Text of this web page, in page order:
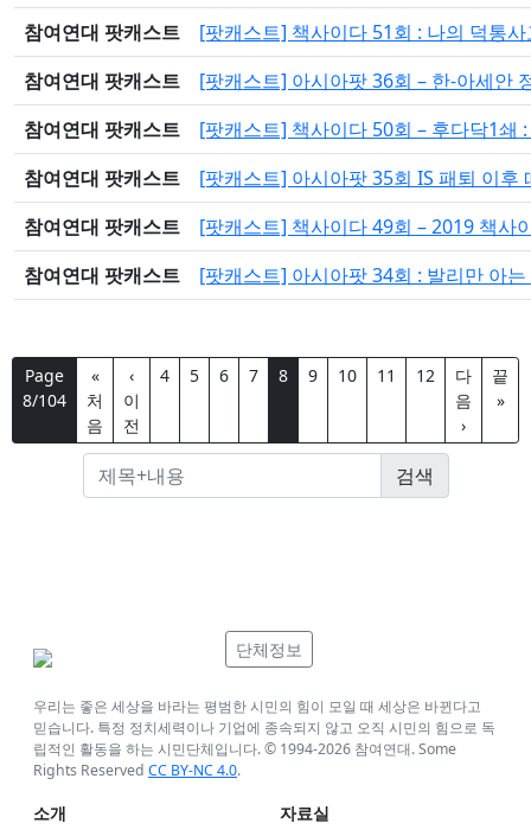
참여연대 팟캐스트
[팟캐스트] 책사이다 51회 : 나의 덕통사
참여연대 팟캐스트
[팟캐스트] 아시아팟 36회 – 한-아세안
참여연대 팟캐스트
[팟캐스트] 책사이다 50회 – 후다닥1쇄
참여연대 팟캐스트
[팟캐스트] 아시아팟 35회 IS 패퇴 이후
참여연대 팟캐스트
[팟캐스트] 책사이다 49회 – 2019 책사
참여연대 팟캐스트
[팟캐스트] 아시아팟 34회 : 발리만 아
Page
8/104
«
처
음
‹
이
전
4 5 6 7 8 9 10 11 12
다
음
›
끝
»
단체정보
우리는 좋은 세상을 바라는 평범한 시민의 힘이 모일 때 세상은 바뀐다고
믿습니다. 특정 정치세력이나 기업에 종속되지 않고 오직 시민의 힘으로 독
립적인 활동을 하는 시민단체입니다. © 1994-2026 참여연대. Some
Rights Reserved CC BY-NC 4.0.
소개 자료실